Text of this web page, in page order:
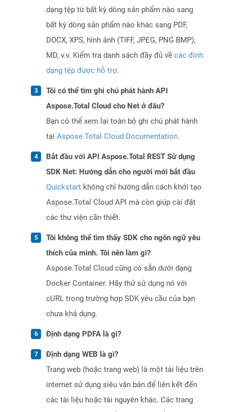
dạng tệp từ bất kỳ dòng sản phẩm nào sang
bất kỳ dòng sản phẩm nào khác sang PDF,
DOCX, XPS, hình ảnh (TIFF, JPEG, PNG BMP),
MD, v.v. Kiểm tra danh sách đầy đủ về các định
dạng tệp được hỗ trợ.
Tôi có thể tìm ghi chú phát hành API
Aspose.Total Cloud cho Net ở đâu?
Bạn có thể xem lại toàn bộ ghi chú phát hành
tại Aspose.Total Cloud Documentation.
Bắt đầu với API Aspose.Total REST Sử dụng
SDK Net: Hướng dẫn cho người mới bắt đầu
Quickstart không chỉ hướng dẫn cách khởi tạo
Aspose.Total Cloud API mà còn giúp cài đặt
các thư viện cần thiết.
Tôi không thể tìm thấy SDK cho ngôn ngữ yêu
thích của mình. Tôi nên làm gì?
Aspose.Total Cloud cũng có sẵn dưới dạng
Docker Container. Hãy thử sử dụng nó với
cURL trong trường hợp SDK yêu cầu của bạn
chưa khả dụng.
Định dạng PDFA là gì?
Định dạng WEB là gì?
Trang web (hoặc trang web) là một tài liệu trên
internet sử dụng siêu văn bản để liên kết đến
các tài liệu hoặc tài nguyên khác. Các trang